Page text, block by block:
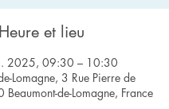
Heure et lieu
2025, 09:30 – 10:30
Lomagne, 3 Rue Pierre de
de-Lomagne, France